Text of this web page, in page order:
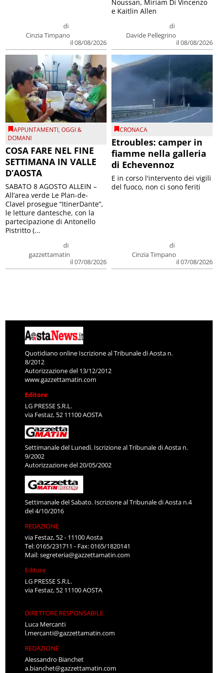
di
Cinzia Timpano
il 08/08/2026
di
Davide Pellegrino
il 08/08/2026
Noussan, Miriam Di Vincenzo
e Kaitlin Allen
APPUNTAMENTI,OGGI &
DOMANI
COSA FARE NEL FINE
SETTIMANA IN VALLE
D’AOSTA
di
gazzettamatin
il 07/08/2026
SABATO 8 AGOSTO ALLEIN –
All’area verde Le Plan-de-
Clavel prosegue “ItinerDante”,
le letture dantesche, con la
partecipazione di Antonello
Pistritto (...
CRONACA
Etroubles: camper in
fiamme nella galleria
di Echevennoz
di
Cinzia Timpano
il 07/08/2026
E in corso l'intervento dei vigili
del fuoco, non ci sono feriti
Quotidiano online Iscrizione al Tribunale di Aosta n.
8/2012
Autorizzazione del 13/12/2012
www.gazzettamatin.com
Editore
LG PRESSE S.R.L.
via Festaz, 52 11100 AOSTA
Settimanale del Lunedì. Iscrizione al Tribunale di Aosta n.
9/2002
Autorizzazione del 20/05/2002
Settimanale del Sabato. Iscrizione al Tribunale di Aosta n.4
del 4/10/2016
REDAZIONE
via Festaz, 52 - 11100 Aosta
Tel: 0165/231711 - Fax: 0165/1820141
Mail:segreteria@gazzettamatin.com
Editore
LG PRESSE S.R.L.
via Festaz, 52 11100 AOSTA
DIRETTORE RESPONSABILE
Luca Mercanti
l.mercanti@gazzettamatin.com
REDAZIONE
Alessandro Bianchet
a.bianchet@gazzettamatin.com